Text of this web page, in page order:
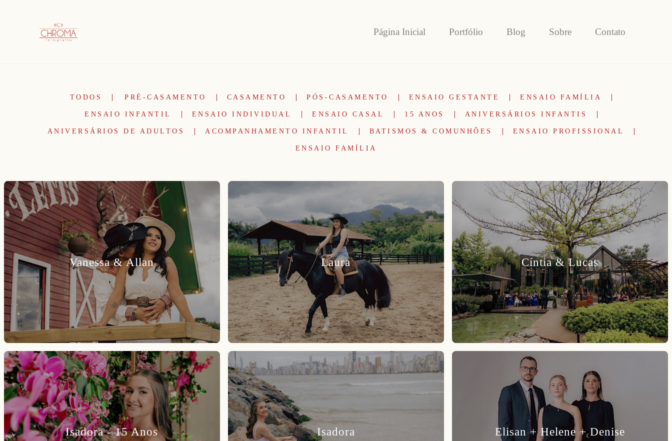
Página Inicial Portfólio Blog Sobre Contato
TODOS PRÉ-CASAMENTO CASAMENTO PÓS-CASAMENTO ENSAIO GESTANTE ENSAIO FAMÍLIA
ENSAIO INFANTIL ENSAIO INDIVIDUAL ENSAIO CASAL 15 ANOS ANIVERSÁRIOS INFANTIS
ANIVERSÁRIOS DE ADULTOS ACOMPANHAMENTO INFANTIL BATISMOS & COMUNHÕES ENSAIO PROFISSIONAL
ENSAIO FAMÍLIA
Vanessa & Allan Laura Cíntia & Lucas
Isadora - 15 Anos Isadora Elisan + Helene + Denise